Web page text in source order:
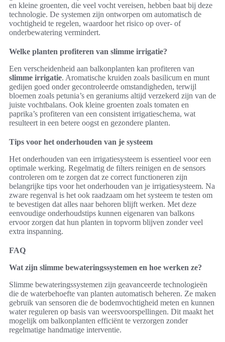
en kleine groenten, die veel vocht vereisen, hebben baat bij deze
technologie. De systemen zijn ontworpen om automatisch de
vochtigheid te regelen, waardoor het risico op over- of
onderbewatering vermindert.
Welke planten profiteren van slimme irrigatie?
Een verscheidenheid aan balkonplanten kan profiteren van
slimme irrigatie. Aromatische kruiden zoals basilicum en munt
gedijen goed onder gecontroleerde omstandigheden, terwijl
bloemen zoals petunia’s en geraniums altijd verzekerd zijn van de
juiste vochtbalans. Ook kleine groenten zoals tomaten en
paprika’s profiteren van een consistent irrigatieschema, wat
resulteert in een betere oogst en gezondere planten.
Tips voor het onderhouden van je systeem
Het onderhouden van een irrigatiesysteem is essentieel voor een
optimale werking. Regelmatig de filters reinigen en de sensors
controleren om te zorgen dat ze correct functioneren zijn
belangrijke tips voor het onderhouden van je irrigatiesysteem. Na
zware regenval is het ook raadzaam om het systeem te testen om
te bevestigen dat alles naar behoren blijft werken. Met deze
eenvoudige onderhoudstips kunnen eigenaren van balkons
ervoor zorgen dat hun planten in topvorm blijven zonder veel
extra inspanning.
FAQ
Wat zijn slimme bewateringssystemen en hoe werken ze?
Slimme bewateringssystemen zijn geavanceerde technologieën
die de waterbehoefte van planten automatisch beheren. Ze maken
gebruik van sensoren die de bodemvochtigheid meten en kunnen
water reguleren op basis van weersvoorspellingen. Dit maakt het
mogelijk om balkonplanten efficiënt te verzorgen zonder
regelmatige handmatige interventie.